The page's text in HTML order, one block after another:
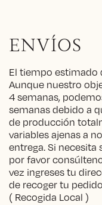
ENVÍOS
El tiempo estimado
Aunque nuestro
4 semanas,
semanas debido a
de producción
variables ajenas a
entrega. Si
por favor
vez ingreses tu
de recoger tu
( Recogida Local )